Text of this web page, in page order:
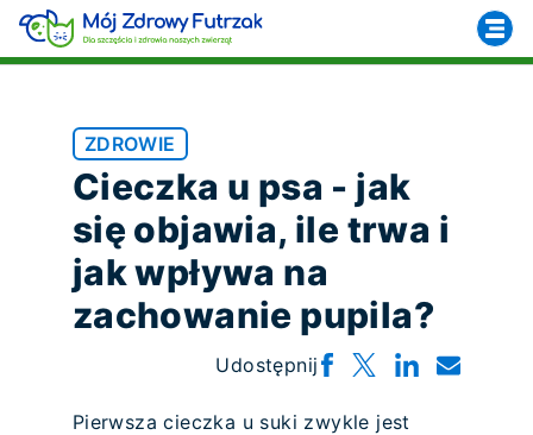
ZDROWIE
Cieczka u psa - jak
się objawia, ile trwa i
jak wpływa na
zachowanie pupila?
Udostępnij
Pierwsza cieczka u suki zwykle jest